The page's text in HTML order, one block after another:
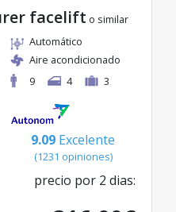
facelift o similar
Automático
Aire acondicionado
9
4 3
9.09 Excelente
(1231 opiniones)
precio por 2 dias: